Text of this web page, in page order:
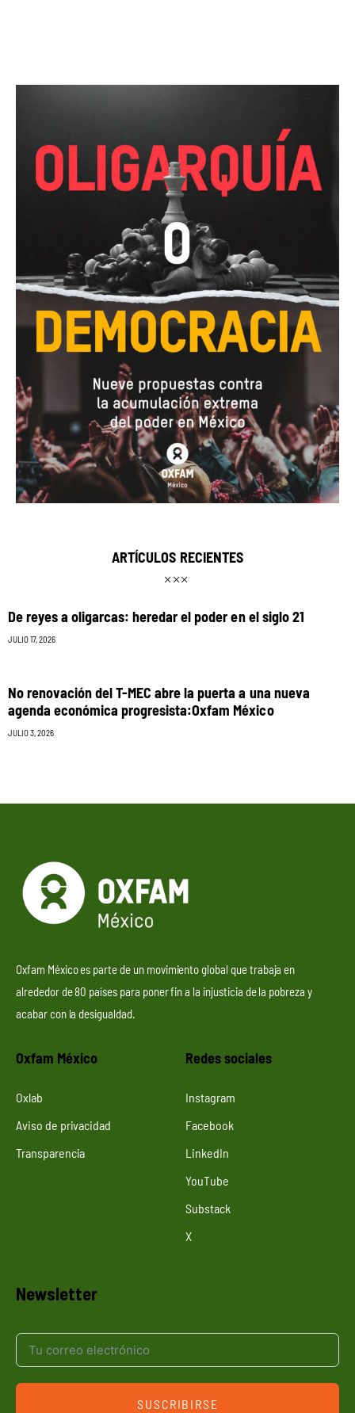
ARTÍCULOS RECIENTES
De reyes a oligarcas: heredar el poder en el siglo 21
JULIO 17, 2026
No renovación del T-MEC abre la puerta a una nueva
agenda económica progresista:Oxfam México
JULIO 3, 2026
Oxfam México es parte de un movimiento global que trabaja en
alrededor de 80 países para poner fin a la injusticia de la pobreza y
acabar con la desigualdad.
Oxfam México
Oxlab
Aviso de privacidad
Transparencia
Redes sociales
Instagram
Facebook
LinkedIn
YouTube
Substack
X
Newsletter
SUSCRIBIRSE